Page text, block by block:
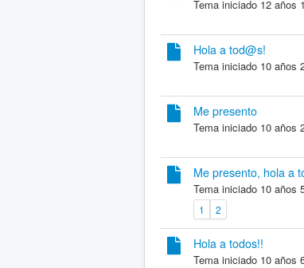
Tema iniciado 12 años
Hola a tod@s!
Tema iniciado 10 años
Me presento
Tema iniciado 10 años
Me presento, hola a
Tema iniciado 10 años
1 2
Hola a todos!!
Tema iniciado 10 años